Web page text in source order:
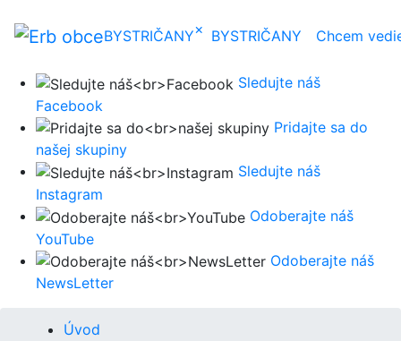
BYSTRIČANY× BYSTRIČANY Chcem
Sledujte náš
Facebook
Pridajte sa do
našej skupiny
Sledujte náš
Instagram
Odoberajte náš
YouTube
Odoberajte náš
NewsLetter
Úvod